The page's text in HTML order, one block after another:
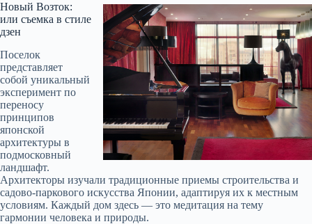
Новый Возток:
или съемка в стиле
дзен
Поселок
представляет
собой уникальный
эксперимент по
переносу
принципов
японской
архитектуры в
подмосковный
ландшафт.
Архитекторы изучали традиционные приемы строительства и
садово-паркового искусства Японии, адаптируя их к местным
условиям. Каждый дом здесь — это медитация на тему
гармонии человека и природы.